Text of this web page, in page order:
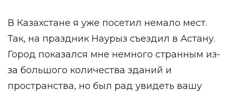
В Казахстане я уже посетил немало мест.
Так, на праздник Наурыз съездил в Астану.
Город показался мне немного странным из-
за большого количества зданий и
пространства, но был рад увидеть вашу